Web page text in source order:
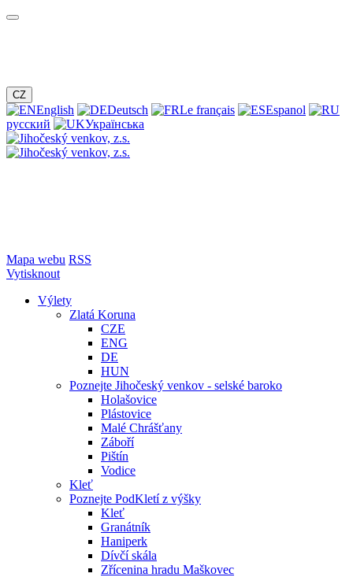
CZ
English Deutsch Le français
Espanol
русский
Українська
Mapa webu RSS
Vytisknout
Výlety
Zlatá Koruna
CZE
ENG
DE
HUN
Poznejte Jihočeský venkov - selské baroko
Holašovice
Plástovice
Malé Chrášťany
Záboří
Pištín
Vodice
Kleť
Poznejte PodKletí z výšky
Kleť
Granátník
Haniperk
Dívčí skála
Zřícenina hradu Maškovec